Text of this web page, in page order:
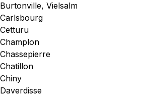
Burtonville, Vielsalm
Carlsbourg
Cetturu
Champlon
Chassepierre
Chatillon
Chiny
Daverdisse